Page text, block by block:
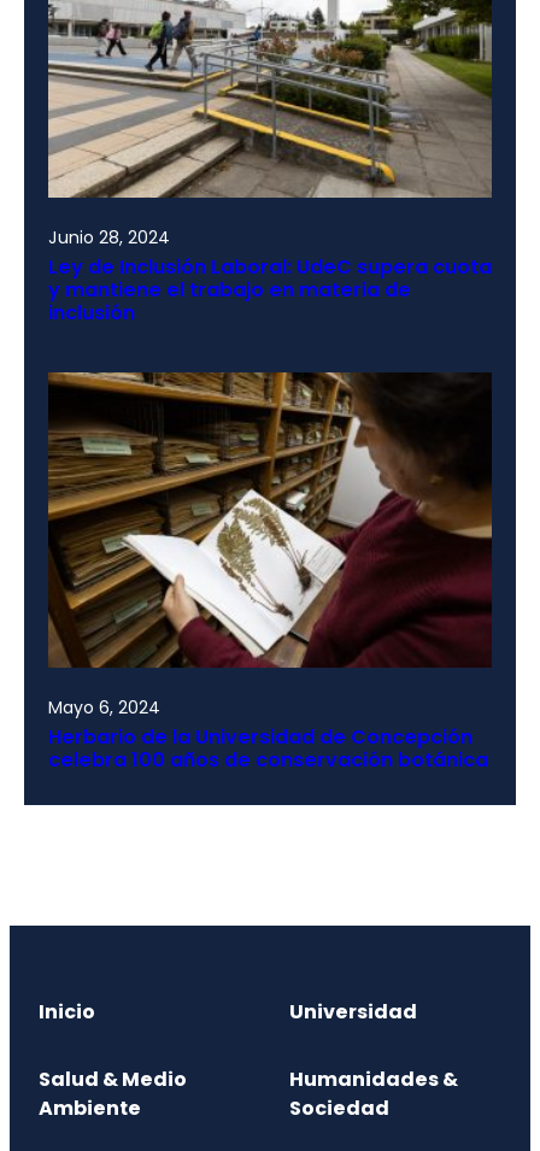
Junio 28, 2024
Ley de Inclusión Laboral: UdeC supera cuota
y mantiene el trabajo en materia de
inclusión
Mayo 6, 2024
Herbario de la Universidad de Concepción
celebra 100 años de conservación botánica
Inicio Universidad
Salud & Medio
Ambiente
Humanidades &
Sociedad